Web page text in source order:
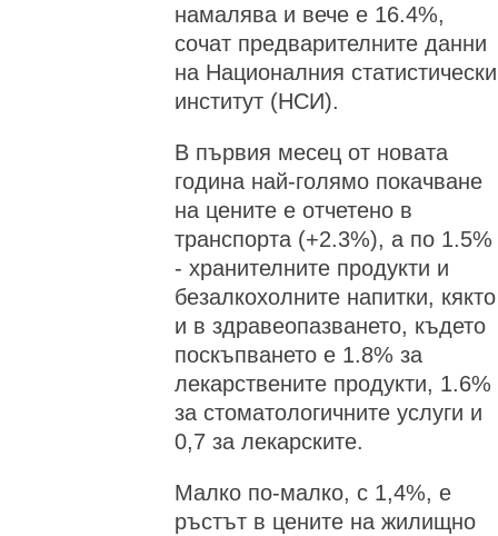
намалява и вече е 16.4%,
сочат предварителните данни
на Националния статистически
институт (НСИ).
В първия месец от новата
година най-голямо покачване
на цените е отчетено в
транспорта (+2.3%), а по 1.5%
- хранителните продукти и
безалкохолните напитки, кякто
и в здравеопазването, където
поскъпването е 1.8% за
лекарствените продукти, 1.6%
за стоматологичните услуги и
0,7 за лекарските.
Малко по-малко, с 1,4%, е
ръстът в цените на жилищно